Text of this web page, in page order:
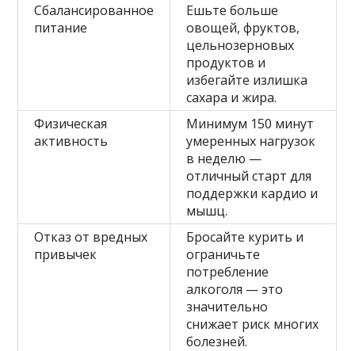
Сбалансированное
питание
Ешьте больше
овощей, фруктов,
цельнозерновых
продуктов и
избегайте излишка
сахара и жира.
Физическая
активность
Минимум 150 минут
умеренных нагрузок
в неделю —
отличный старт для
поддержки кардио и
мышц.
Отказ от вредных
привычек
Бросайте курить и
ограничьте
потребление
алкоголя — это
значительно
снижает риск многих
болезней.